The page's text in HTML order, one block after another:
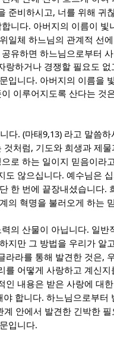
준비하시고, 너를 위해 귀
니다. 아버지의 이름이 빛
일체 하느님의 관계적 선
유하면 하느님으로부터
하거나 경쟁할 필요도 없
입니다. 아버지의 이름을
이루어지도록 산다는 것
다. (마태9,13) 라고 말씀하
것처럼, 기도와 희생과 제
로 하는 일이지 믿음이라
도 않으십니다. 예수님은
한 번에 끝장내셨습니다.
의 혁명을 불러오게 하는
의 산물이 아닙니다. 일반
지만 그 방법을 우리가 알
라라를 통해 발견한 것은,
어떻게 사랑하고 계신지
인 내용은 받은 사랑에 대
야 합니다. 하느님으로부터
계 안에서 발견한 긴박한
입니다.